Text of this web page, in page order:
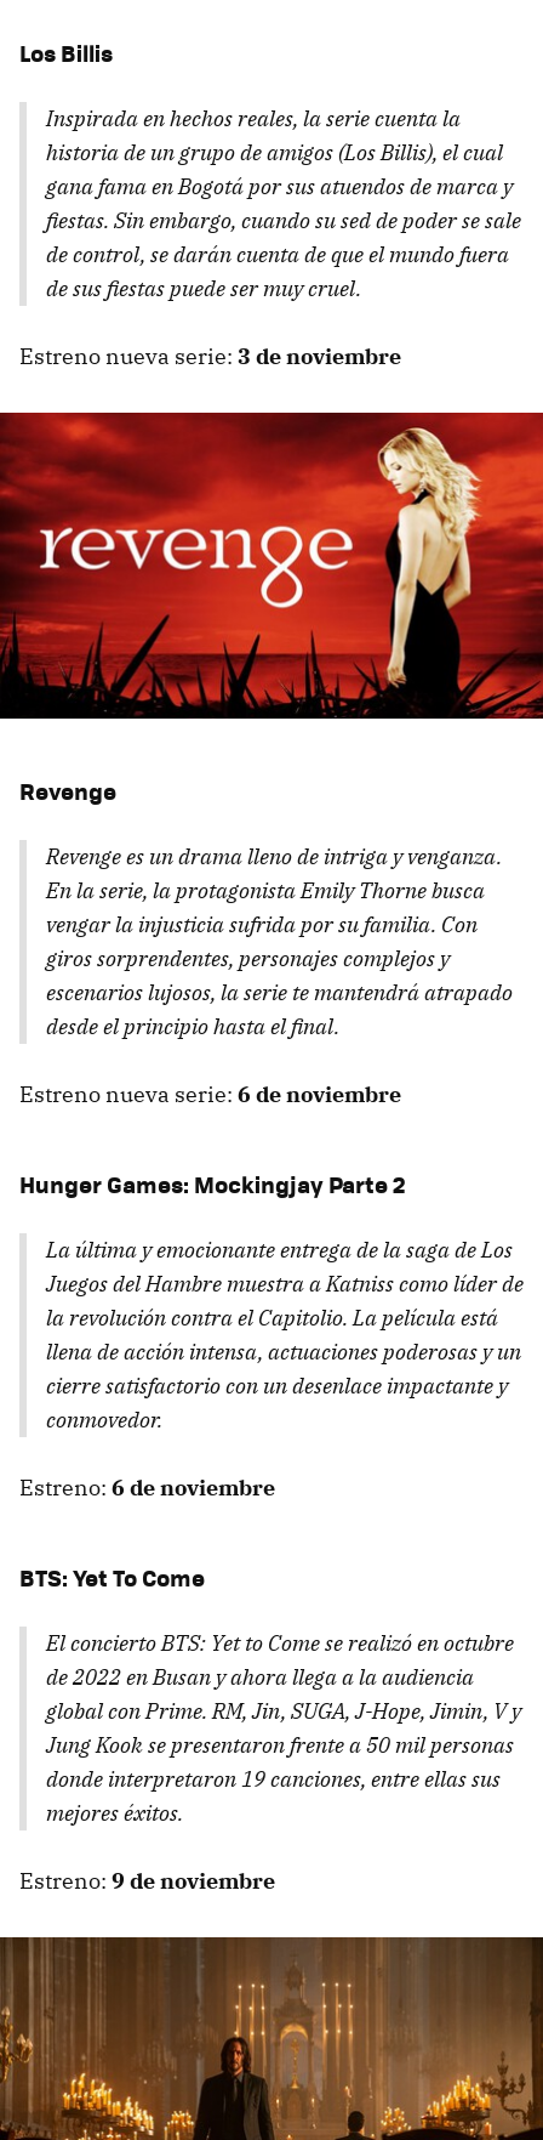
Los Billis
Inspirada en hechos reales, la serie cuenta la
historia de un grupo de amigos (Los Billis), el cual
gana fama en Bogotá por sus atuendos de marca y
fiestas. Sin embargo, cuando su sed de poder se sale
de control, se darán cuenta de que el mundo fuera
de sus fiestas puede ser muy cruel.
Estreno nueva serie: 3 de noviembre
Revenge
Revengees un drama lleno de intriga y venganza.
En la serie, la protagonista Emily Thorne busca
vengar la injusticia sufrida por su familia. Con
giros sorprendentes, personajes complejos y
escenarios lujosos, la serie te mantendrá atrapado
desde el principio hasta el final.
Estreno nueva serie: 6 de noviembre
Hunger Games: Mockingjay Parte 2
La última y emocionante entrega de la saga deLos
Juegos del Hambremuestra a Katniss como líder de
la revolución contra el Capitolio. La película está
llena de acción intensa, actuaciones poderosas y un
cierre satisfactorio con un desenlace impactante y
conmovedor.
Estreno: 6 de noviembre
BTS: Yet To Come
El conciertoBTS: Yet to Comese realizó en octubre
de 2022 en Busan y ahora llega a la audiencia
global con Prime. RM, Jin, SUGA, J-Hope, Jimin, V y
Jung Kook se presentaron frente a 50 mil personas
donde interpretaron 19 canciones, entre ellas sus
mejores éxitos.
Estreno: 9 de noviembre